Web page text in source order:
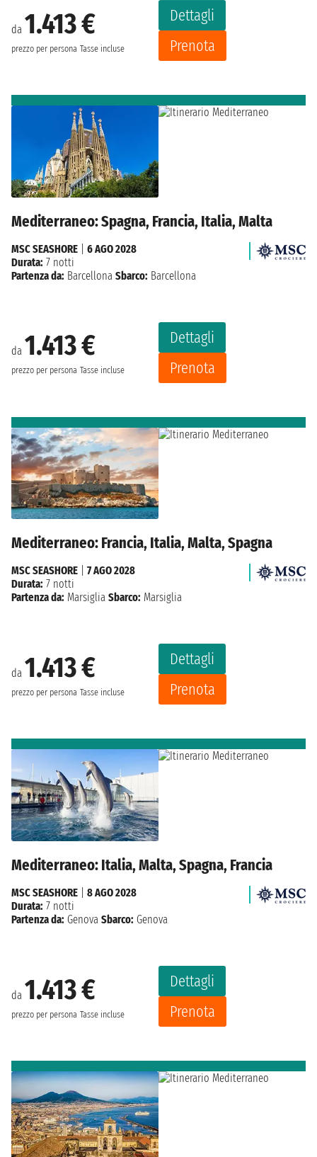
da 1.413 €
prezzo per persona Tasse incluse
Dettagli
Prenota
Mediterraneo: Spagna, Francia, Italia, Malta
da 1.413 €
prezzo per persona Tasse incluse
Dettagli
Prenota
MSC SEASHORE
6 AGO 2028
Durata: 7 notti
Partenza da: Barcellona Sbarco: Barcellona
Mediterraneo: Francia, Italia, Malta, Spagna
da 1.413 €
prezzo per persona Tasse incluse
Dettagli
Prenota
MSC SEASHORE
7 AGO 2028
Durata: 7 notti
Partenza da: Marsiglia Sbarco: Marsiglia
Mediterraneo: Italia, Malta, Spagna, Francia
da 1.413 €
prezzo per persona Tasse incluse
Dettagli
Prenota
MSC SEASHORE
8 AGO 2028
Durata: 7 notti
Partenza da: Genova Sbarco: Genova